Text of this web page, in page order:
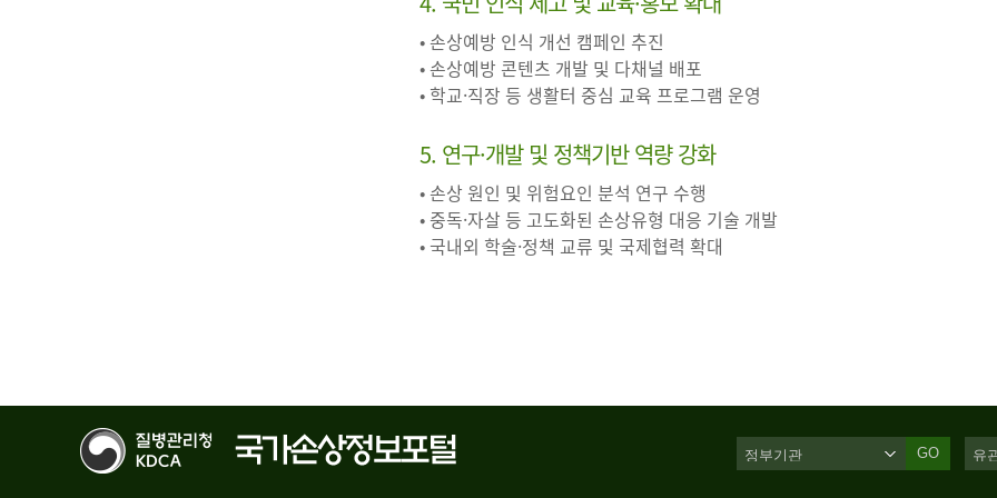
• 손상예방 인식 개선 캠페인 추진
• 손상예방 콘텐츠 개발 및 다채널 배포
• 학교·직장 등 생활터 중심 교육 프로그램 운영
5. 연구·개발 및 정책기반 역량 강화
• 손상 원인 및 위험요인 분석 연구 수행
• 중독·자살 등 고도화된 손상유형 대응 기술 개발
• 국내외 학술·정책 교류 및 국제협력 확대
GO